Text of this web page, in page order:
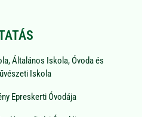
Általános Iskola, Óvoda és
Iskola
Epreskerti Óvodája